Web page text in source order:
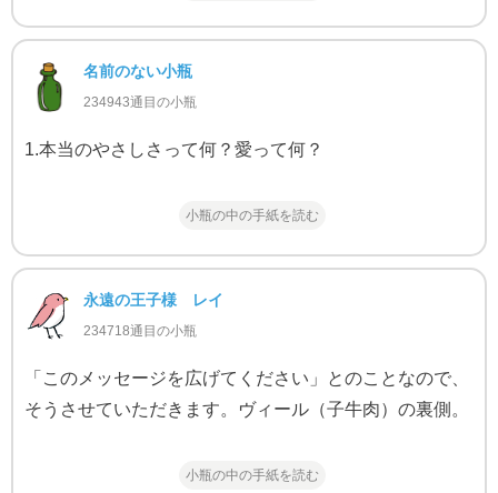
名前のない小瓶
234943通目の小瓶
1.本当のやさしさって何？愛って何？
小瓶の中の手紙を読む
永遠の王子様 レイ
234718通目の小瓶
「このメッセージを広げてください」とのことなので、
そうさせていただきます。ヴィール（子牛肉）の裏側。
小瓶の中の手紙を読む